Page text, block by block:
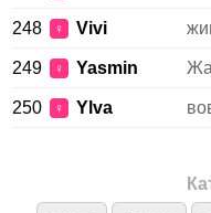
248 ♀ Vivi
249 ♀ Yasmin
250 ♀ Ylva